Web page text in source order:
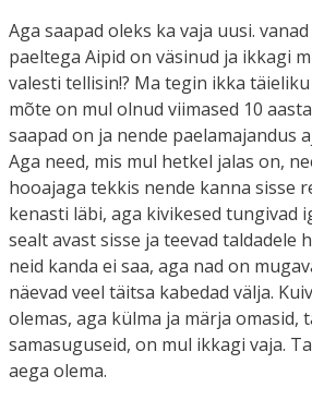
Aga saapad oleks ka vaja uusi.
paeltega Aipid on väsinud ja ikkagi
valesti tellisin!? Ma tegin ikka täieliku
mõte on mul olnud viimased 10
saapad on ja nende paelamajandus
Aga need, mis mul hetkel jalas on,
hooajaga tekkis nende kanna sisse
kenasti läbi, aga kivikesed tungivad
sealt avast sisse ja teevad taldadele
neid kanda ei saa, aga nad on
näevad veel täitsa kabedad välja.
olemas, aga külma ja märja omasid,
samasuguseid, on mul ikkagi vaja.
aega olema.